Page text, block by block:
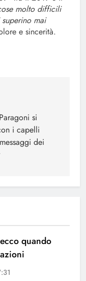
molto difficili
mai
e sincerità.
si
i capelli
dei
quando